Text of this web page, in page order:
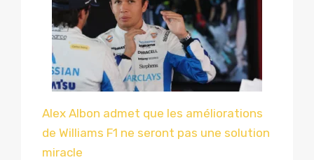
Alex Albon admet que les améliorations
de Williams F1 ne seront pas une solution
miracle